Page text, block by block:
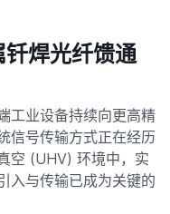
焊光纤馈通
工业设备持续向更高精
信号传输方式正在经历
空 (UHV) 环境中，实
入与传输已成为关键的